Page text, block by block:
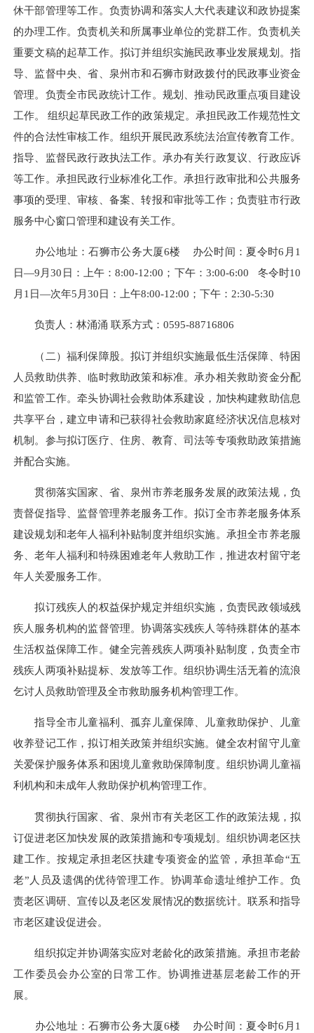
休干部管理等工作。负责协调和落实人大代表建议和政协提案
的办理工作。负责机关和所属事业单位的党群工作。负责机关
重要文稿的起草工作。拟订并组织实施民政事业发展规划。指
导、监督中央、省、泉州市和石狮市财政拨付的民政事业资金
管理。负责全市民政统计工作。规划、推动民政重点项目建设
工作。 组织起草民政工作的政策规定。承担民政工作规范性文
件的合法性审核工作。组织开展民政系统法治宣传教育工作。
指导、监督民政行政执法工作。承办有关行政复议、行政应诉
等工作。承担民政行业标准化工作。承担行政审批和公共服务
事项的受理、审核、备案、转报和审批等工作；负责驻市行政
服务中心窗口管理和建设有关工作。
办公地址：石狮市公务大厦6楼
办公时间：夏令时6月1
日—9月30日：上午：8:00-12:00；下午：3:00-6:00 冬令时10
月1日—次年5月30日：上午8:00-12:00；下午：2:30-5:30
负责人：林涌涌 联系方式：0595-88716806
（二）福利保障股。拟订并组织实施最低生活保障、特困
人员救助供养、临时救助政策和标准。承办相关救助资金分配
和监管工作。牵头协调社会救助体系建设，加快构建救助信息
共享平台，建立申请和已获得社会救助家庭经济状况信息核对
机制。参与拟订医疗、住房、教育、司法等专项救助政策措施
并配合实施。
贯彻落实国家、省、泉州市养老服务发展的政策法规，负
责督促指导、监督管理养老服务工作。拟订全市养老服务体系
建设规划和老年人福利补贴制度并组织实施。承担全市养老服
务、老年人福利和特殊困难老年人救助工作，推进农村留守老
年人关爱服务工作。
拟订残疾人的权益保护规定并组织实施，负责民政领域残
疾人服务机构的监督管理。协调落实残疾人等特殊群体的基本
生活权益保障工作。健全完善残疾人两项补贴制度，负责全市
残疾人两项补贴提标、发放等工作。组织协调生活无着的流浪
乞讨人员救助管理及全市救助服务机构管理工作。
指导全市儿童福利、孤弃儿童保障、儿童救助保护、儿童
收养登记工作，拟订相关政策并组织实施。健全农村留守儿童
关爱保护服务体系和困境儿童救助保障制度。组织协调儿童福
利机构和未成年人救助保护机构管理工作。
贯彻执行国家、省、泉州市有关老区工作的政策法规，拟
订促进老区加快发展的政策措施和专项规划。组织协调老区扶
建工作。按规定承担老区扶建专项资金的监管，承担革命“五
老”人员及遗偶的优待管理工作。协调革命遗址维护工作。负
责老区调研、宣传以及老区发展情况的数据统计。联系和指导
市老区建设促进会。
组织拟定并协调落实应对老龄化的政策措施。承担市老龄
工作委员会办公室的日常工作。协调推进基层老龄工作的开
展。
办公地址：石狮市公务大厦6楼 办公时间：夏令时6月1